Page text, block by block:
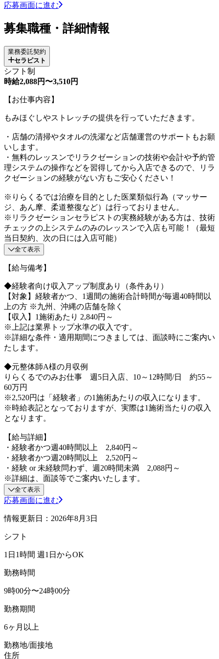
応募画面に進む
募集職種・詳細情報
業務委託契約
セラピスト
シフト制
時給2,088円〜3,510円
【お仕事内容】
もみほぐしやストレッチの提供を行っていただきます。
・店舗の清掃やタオルの洗濯など店舗運営のサポートもお願
いします。
・無料のレッスンでリラクゼーションの技術や会計や予約管
理システムの操作などを習得してから入店できるので、リラ
クゼーションの経験がない方もご安心ください！
※りらくるでは治療を目的とした医業類似行為（マッサー
ジ、あん摩、柔道整復など）は行っておりません。
※リラクゼーションセラピストの実務経験がある方は、技術
チェックの上システムのみのレッスンで入店も可能！（最短
当日契約、次の日には入店可能）
全て表示
【給与備考】
◆経験者向け収入アップ制度あり（条件あり）
【対象】経験者かつ、1週間の施術合計時間が毎週40時間以
上の方 ※九州、沖縄の店舗を除く
【収入】1施術あたり 2,840円～
※上記は業界トップ水準の収入です。
※詳細な条件・適用期間につきましては、面談時にご案内い
たします。
◆元整体師A様の月収例
りらくるでのみお仕事 週5日入店、10～12時間/日 約55～
60万円
※2,520円は「経験者」の1施術あたりの収入になります。
※時給表記となっておりますが、実際は1施術当たりの収入
となります。
【給与詳細】
・経験者かつ週40時間以上 2,840円～
・経験者かつ週20時間以上 2,520円～
・経験 or 未経験問わず、週20時間未満 2,088円～
※詳細は、面談等でご案内いたします。
全て表示
応募画面に進む
情報更新日：2026年8月3日
シフト
1日1時間 週1日からOK
勤務時間
9時00分〜24時00分
勤務期間
6ヶ月以上
勤務地/面接地
住所